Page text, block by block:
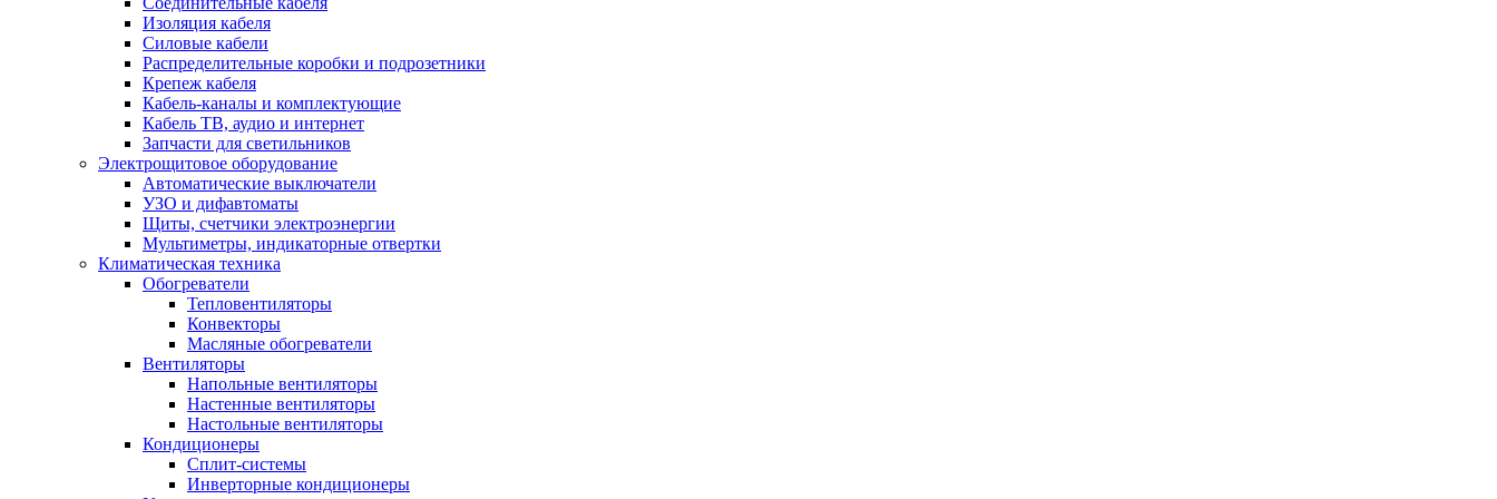
Изоляция кабеля
Силовые кабели
Распределительные коробки и подрозетники
Крепеж кабеля
Кабель-каналы и комплектующие
Кабель ТВ, аудио и интернет
Запчасти для светильников
Электрощитовое оборудование
Автоматические выключатели
УЗО и дифавтоматы
Щиты, счетчики электроэнергии
Мультиметры, индикаторные отвертки
Климатическая техника
Обогреватели
Тепловентиляторы
Конвекторы
Масляные обогреватели
Вентиляторы
Напольные вентиляторы
Настенные вентиляторы
Настольные вентиляторы
Кондиционеры
Сплит-системы
Инверторные кондиционеры